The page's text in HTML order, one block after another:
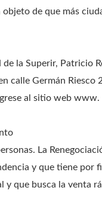
de que más
de la Superir, Patricio
calle Germán
al sitio web www.
La
y que tiene por
y que busca la venta